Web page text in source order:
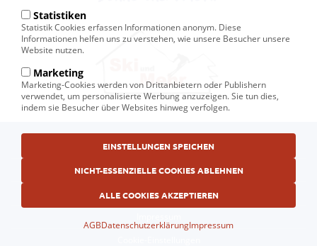
Fußbereichsmenü© Ski und Mehr, Ihr Reiseveranstalter in Kiel
AGB
Datenschutzerklärung
Statistiken
Statistik Cookies erfassen Informationen anonym. Diese
Informationen helfen uns zu verstehen, wie unsere Besucher unsere
Website nutzen.
Marketing
Marketing-Cookies werden von Drittanbietern oder Publishern
verwendet, um personalisierte Werbung anzuzeigen. Sie tun dies,
indem sie Besucher über Websites hinweg verfolgen.
EINSTELLUNGEN SPEICHEN
NICHT-ESSENZIELLE COOKIES ABLEHNEN
ALLE COOKIES AKZEPTIEREN
AGBDatenschutzerklärungImpressum